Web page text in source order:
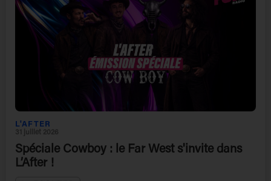
L'AFTER
31 juillet 2026
Spéciale Cowboy : le Far West s'invite dans
L’After !